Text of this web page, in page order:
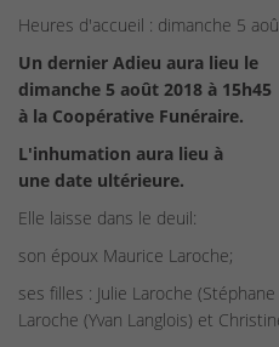
Heures d'accueil : dimanche 5
Un dernier Adieu aura lieu le
dimanche 5 août 2018 à 15h45
à la Coopérative Funéraire.
L'inhumation aura lieu à
une date ultérieure.
Elle laisse dans le deuil:
son époux Maurice Laroche;
ses filles : Julie Laroche
Laroche (Yvan Langlois) et